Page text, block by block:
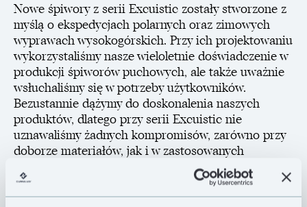
Nowe śpiwory z serii Excuistic zostały stworzone z
myślą o ekspedycjach polarnych oraz zimowych
wyprawach wysokogórskich. Przy ich projektowaniu
wykorzystaliśmy nasze wieloletnie doświadczenie w
produkcji śpiworów puchowych, ale także uważnie
wsłuchaliśmy się w potrzeby użytkowników.
Bezustannie dążymy do doskonalenia naszych
produktów, dlatego przy serii Excuistic nie
uznawaliśmy żadnych kompromisów, zarówno przy
doborze materiałów, jak i w zastosowanych
rozwiązaniach technologicznych. Wypełnione są
najlepszym polskim puchem gęsi o sprężystości 900
Fill Power i wykonane ze sprawdzonej, wodoodpornej